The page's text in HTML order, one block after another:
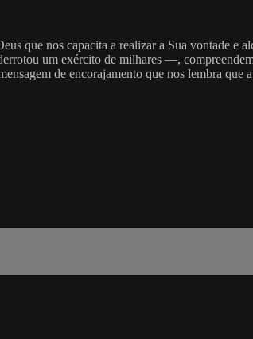
que nos capacita a realizar a Sua vontade e
um exército de milhares —,
de encorajamento que nos lembra que